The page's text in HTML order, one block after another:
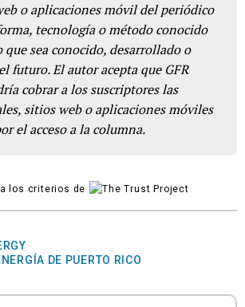
o aplicaciones móvil del periódico
tecnología o método conocido
que sea conocido, desarrollado o
futuro. El autor acepta que GFR
cobrar a los suscriptores las
sitios web o aplicaciones móviles
el acceso a la columna.
los criterios de
DE PUERTO RICO